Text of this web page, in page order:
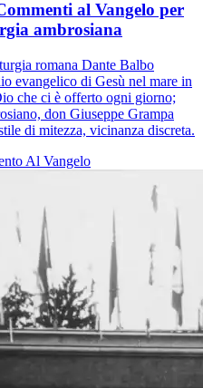
al Vangelo per
ambrosiana
romana Dante Balbo
evangelico di Gesù nel mare in
che ci è offerto ogni giorno;
don Giuseppe Grampa
di mitezza, vicinanza discreta.
Al Vangelo